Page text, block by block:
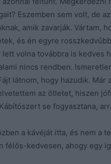
Eszemben sem volt, de
amik zavarják. Vártam,
és én egyre
volna továbbra is kedves
nincs rendben.
látnom, hogy hazudik.
az ötletet, hiszen
se fogyasztana,
a kávéját itta, és nem a
félős-kedvesen, ahogy egy